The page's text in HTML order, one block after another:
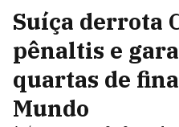
Suíça derrota
pênaltis e
quartas de
Mundo